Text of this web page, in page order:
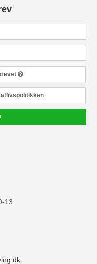
13